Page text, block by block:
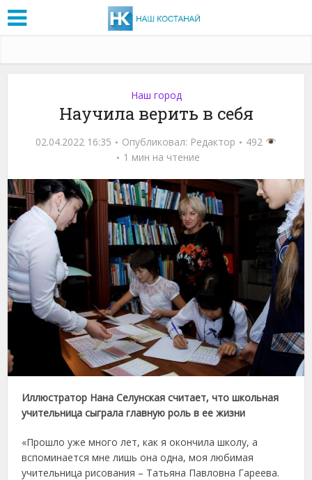
Наш город
Научила верить в себя
02.04.2022 16:35 Опубликовал: Редактор
492
1 мин на чтение
Иллюстратор Нана Селунская считает, что школьная
учительница сыграла главную роль в ее жизни
«Прошло уже много лет, как я окончила школу, а
вспоминается мне лишь она одна, моя любимая
учительница рисования – Татьяна Павловна Гареева.